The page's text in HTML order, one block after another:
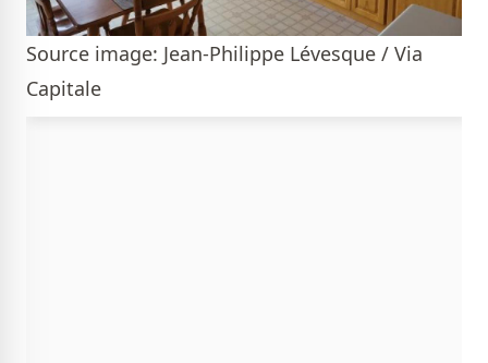
Source image: Jean-Philippe Lévesque / Via
Capitale